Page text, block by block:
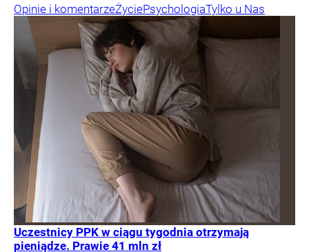
Opinie i komentarzeŻyciePsychologiaTylko u Nas
Uczestnicy PPK w ciągu tygodnia otrzymają
pieniądze. Prawie 41 mln zł